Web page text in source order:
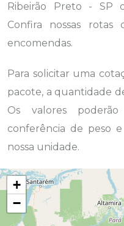
Ribeirão Preto - SP
Confira nossas
encomendas.
Para solicitar uma
pacote, a quantidade
Os valores
conferência de peso
nossa unidade.
+
−